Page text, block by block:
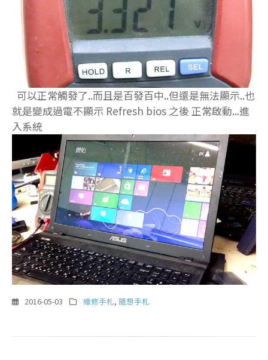
可以正常觸發了..而且是百發百中..但還是無法顯示..也
就是變成過電不顯示 Refresh bios 之後 正常啟動...進
入系統
2016-05-03 維修手札, 隨想手札